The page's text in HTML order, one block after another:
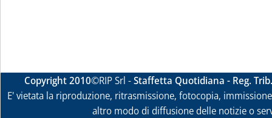
Copyright 2010©RIP Srl -Staffetta Quotidiana - Reg.
E' vietata la riproduzione, ritrasmissione, fotocopia,
altro modo di diffusione delle notizie o